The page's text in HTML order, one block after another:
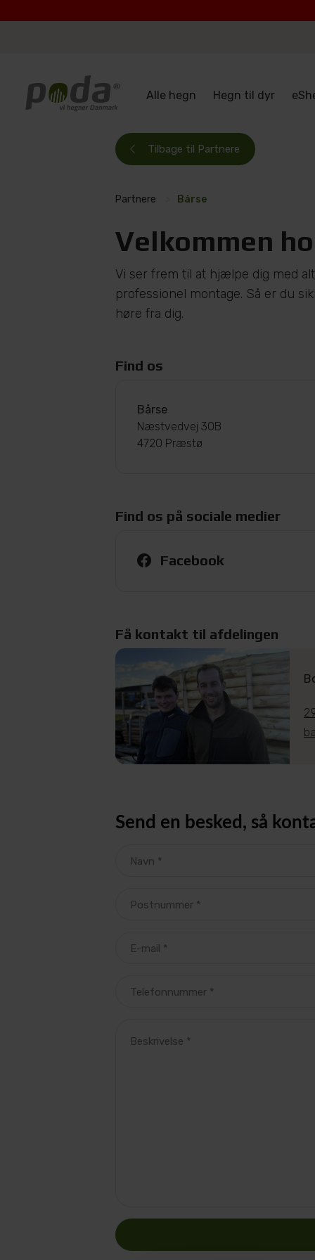
Alle hegn Hegn til dyr
Tilbage til Partnere
Partnere Bårse
Velkommen
Vi ser frem til at hjælpe dig med
professionel montage. Så er du
høre fra dig.
Find os
Bårse
Næstvedvej 30B
4720 Præstø
Find os på sociale medier
Facebook
Få kontakt til afdelingen
Send en besked, så